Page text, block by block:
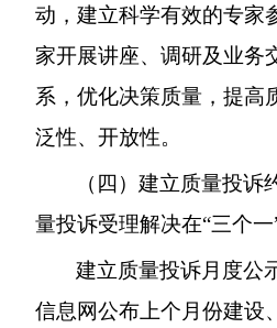
动，建立科学有效的专家
家开展讲座、调研及业务
系，优化决策质量，提高
泛性、开放性。
（四）建立质量投
量投诉受理解决在“三个一”
建立质量投诉月度公
信息网公布上个月份建设